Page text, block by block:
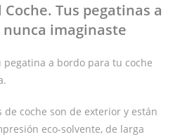
Coche. Tus pegatinas a
imaginaste
a bordo para tu coche
coche son de exterior y están
eco-solvente, de larga